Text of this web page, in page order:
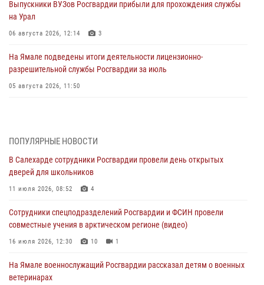
Выпускники ВУЗов Росгвардии прибыли для прохождения службы
на Урал
06 августа 2026, 12:14 3
На Ямале подведены итоги деятельности лицензионно-
разрешительной службы Росгвардии за июль
05 августа 2026, 11:50
03 августа 2026, 07:21 2
Генерал-полковник Юрий Аверин выступил на Всероссийском
молодёжном образовательном форуме «Территория смыслов»
03 августа 2026, 06:54
Директор Росгвардии Герой России генерал армии Виктор Золотов
поздравил специалистов подразделений тыла с профессиональным
праздником
Сотрудники СОБР «Варк» повышают боевое мастерство на Ямале
ПОПУЛЯРНЫЕ НОВОСТИ
В Салехарде сотрудники Росгвардии провели день открытых
дверей для школьников
11 июля 2026, 08:52 4
Сотрудники спецподразделений Росгвардии и ФСИН провели
совместные учения в арктическом регионе (видео)
16 июля 2026, 12:30 10 1
На Ямале военнослужащий Росгвардии рассказал детям о военных
ветеринарах